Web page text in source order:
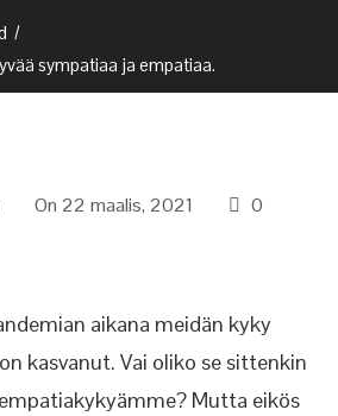
sympatiaa ja empatiaa.
On 22 maalis, 2021
0
aikana meidän kyky
kasvanut. Vai oliko se sittenkin
Mutta eikös